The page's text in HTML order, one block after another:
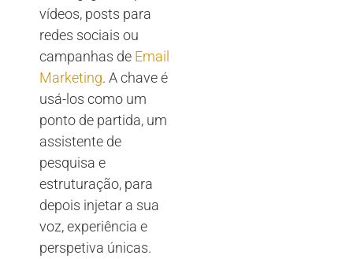
vídeos, posts para
redes sociais ou
campanhas de Email
Marketing. A chave é
usá-los como um
ponto de partida, um
assistente de
pesquisa e
estruturação, para
depois injetar a sua
voz, experiência e
perspetiva únicas.